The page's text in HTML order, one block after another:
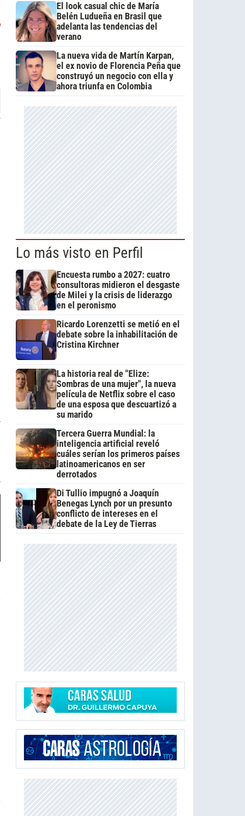
El look casual chic de María
Belén Ludueña en Brasil que
adelanta las tendencias del
verano
La nueva vida de Martín Karpan,
el ex novio de Florencia Peña que
construyó un negocio con ella y
ahora triunfa en Colombia
Lo más visto en Perfil
Encuesta rumbo a 2027: cuatro
consultoras midieron el desgaste
de Milei y la crisis de liderazgo
en el peronismo
Ricardo Lorenzetti se metió en el
debate sobre la inhabilitación de
Cristina Kirchner
La historia real de "Elize:
Sombras de una mujer", la nueva
película de Netflix sobre el caso
de una esposa que descuartizó a
su marido
Tercera Guerra Mundial: la
inteligencia artificial reveló
cuáles serían los primeros países
latinoamericanos en ser
derrotados
Di Tullio impugnó a Joaquín
Benegas Lynch por un presunto
conflicto de intereses en el
debate de la Ley de Tierras